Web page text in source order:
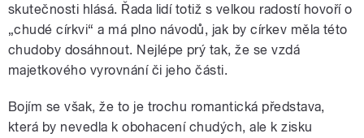
skutečnosti hlásá. Řada lidí totiž s velkou radostí hovoří o
„chudé církvi“ a má plno návodů, jak by církev měla této
chudoby dosáhnout. Nejlépe prý tak, že se vzdá
majetkového vyrovnání či jeho části.
Bojím se však, že to je trochu romantická představa,
která by nevedla k obohacení chudých, ale k zisku